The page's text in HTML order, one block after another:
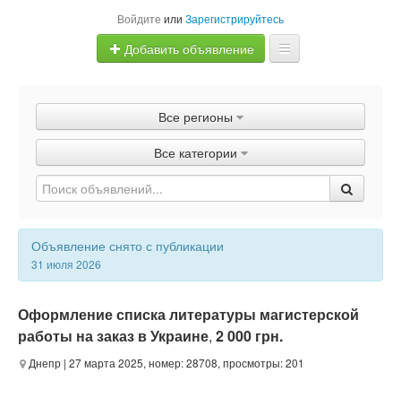
Войдите или Зарегистрируйтесь
Добавить объявление
Объявления
Быстрая продажа
Все регионы
Все категории
Объявление снято с публикации
31 июля 2026
Оформление списка литературы магистерской
работы на заказ в Украине, 2 000 грн.
Днепр | 27 марта 2025, номер: 28708, просмотры: 201